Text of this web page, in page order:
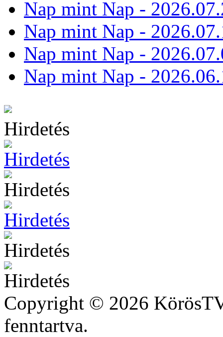
Nap mint Nap -
Nap mint Nap -
Nap mint Nap -
Nap mint Nap -
Hirdetés
Copyright © 2026
fenntartva.